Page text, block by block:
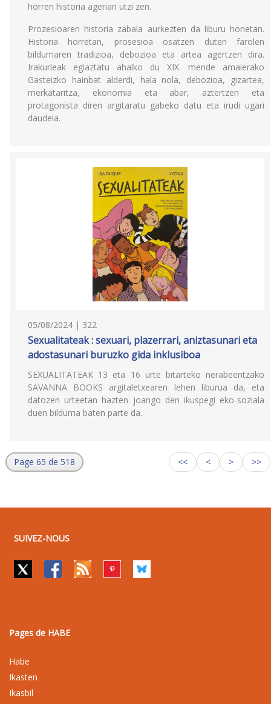
horren historia agerian utzi zen.
Prozesioaren historia zabala aurkezten da liburu honetan.
Historia horretan, prosesioa osatzen duten farolen
bildumaren tradizioa, debozioa eta artea agertzen dira.
Irakurleak egiaztatu ahalko du XIX. mende amaierako
Gasteizko hainbat alderdi, hala nola, debozioa, gizartea,
merkataritza, ekonomia eta abar, aztertzen eta
protagonista diren argitaratu gabeko datu eta irudi ugari
daudela.
05/08/2024 | 322
Sexualitateak : sexuari, plazerrari, aniztasunari eta
adostasunari buruzko gida inklusiboa
SEXUALITATEAK 13 eta 16 urte bitarteko nerabeentzako
SAVANNA BOOKS argitaletxearen lehen liburua da, eta
datozen urteetan hazten joango den ikuspegi eko-soziala
duen bilduma baten parte da.
Page 65 de 518 << < > >>
SUIVEZ-NOUS
Pages de HABE
Habe
Ikasten
Ikasbil